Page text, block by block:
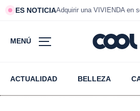
ES NOTICIAAdquirir una VIVIENDA en
MENÚ
ACTUALIDAD BELLEZA